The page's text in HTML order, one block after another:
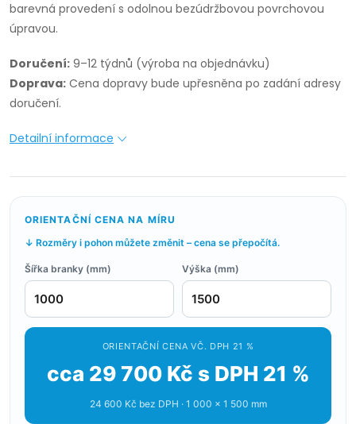
barevná provedení s odolnou bezúdržbovou povrchovou
úpravou.
Doručení: 9–12 týdnů (výroba na objednávku)
Doprava: Cena dopravy bude upřesněna po zadání adresy
doručení.
Detailní informace
ORIENTAČNÍ CENA NA MÍRU
↓ Rozměry i pohon můžete změnit – cena se přepočítá.
Šířka branky (mm) Výška (mm)
ORIENTAČNÍ CENA VČ. DPH 21 %
cca 29 700 Kč s DPH 21 %
24 600 Kč bez DPH · 1 000 × 1 500 mm